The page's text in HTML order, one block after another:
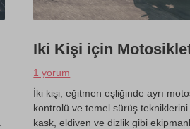
İki Kişi için
1 yorum
İki kişi, eğitmen eşliğinde ayrı
kontrolü ve temel sürüş tekniklerini
kask, eldiven ve dizlik gibi